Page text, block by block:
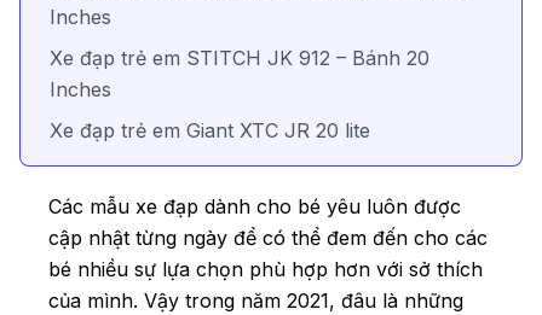
Inches
Xe đạp trẻ em STITCH JK 912 – Bánh 20
Inches
Xe đạp trẻ em Giant XTC JR 20 lite
Các mẫu xe đạp dành cho bé yêu luôn được
cập nhật từng ngày để có thể đem đến cho các
bé nhiều sự lựa chọn phù hợp hơn với sở thích
của mình. Vậy trong năm 2021, đâu là những